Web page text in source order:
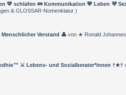
💚 schlafen 💤 Kommunikation 💙 Leben 💜
& GLOSSAR-Nomenklatur)
Verstand 👤 von ★ Ronald
⚔ Lebens- und Sozialberater*innen †★†